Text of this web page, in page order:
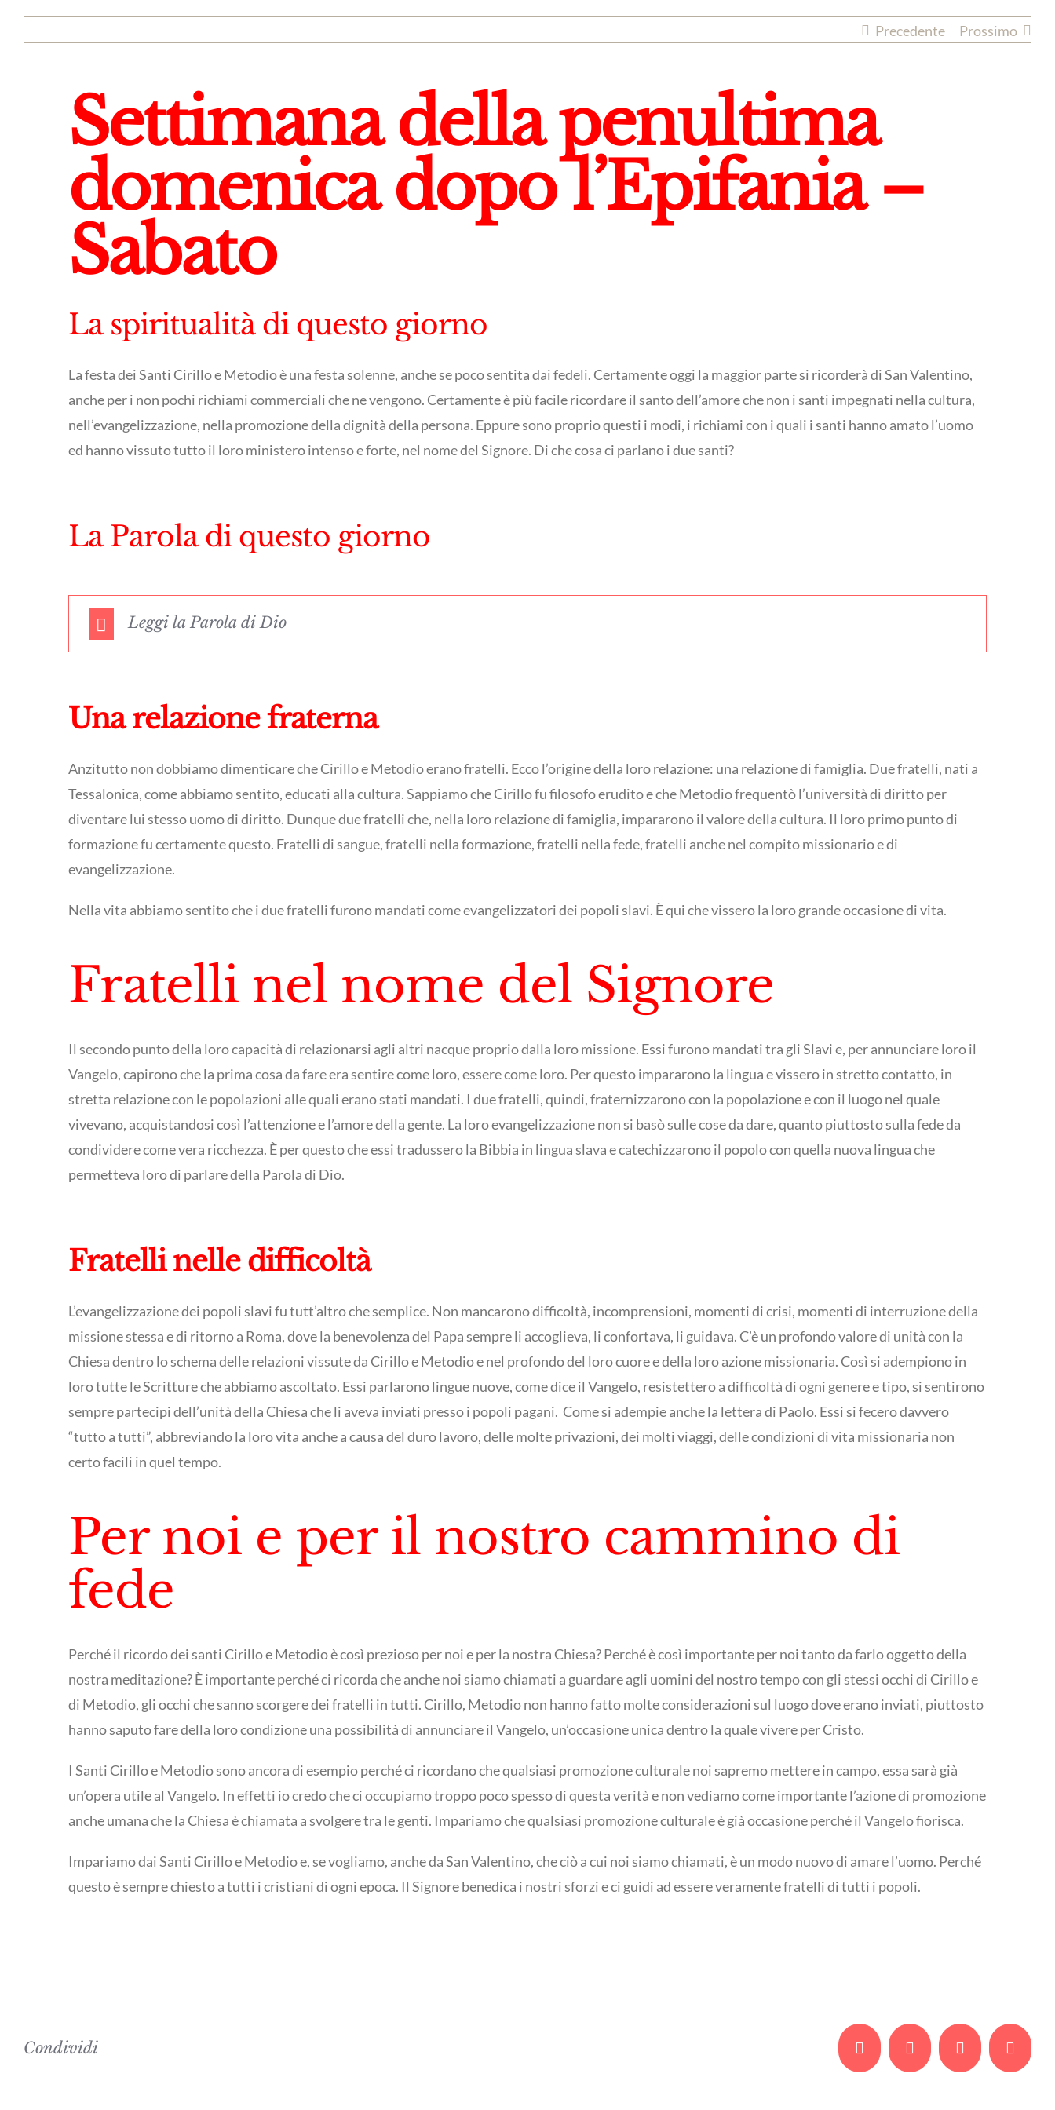
Precedente Prossimo
Settimana della penultima
domenica dopo l’Epifania –
Sabato
La spiritualità di questo giorno
La festa dei Santi Cirillo e Metodio è una festa solenne, anche se poco sentita dai fedeli. Certamente oggi la maggior parte si ricorderà di San Valentino,
anche per i non pochi richiami commerciali che ne vengono. Certamente è più facile ricordare il santo dell’amore che non i santi impegnati nella cultura,
nell’evangelizzazione, nella promozione della dignità della persona. Eppure sono proprio questi i modi, i richiami con i quali i santi hanno amato l’uomo
ed hanno vissuto tutto il loro ministero intenso e forte, nel nome del Signore. Di che cosa ci parlano i due santi?
La Parola di questo giorno
Leggi la Parola di Dio
Una relazione fraterna
Anzitutto non dobbiamo dimenticare che Cirillo e Metodio erano fratelli. Ecco l’origine della loro relazione: una relazione di famiglia. Due fratelli, nati a
Tessalonica, come abbiamo sentito, educati alla cultura. Sappiamo che Cirillo fu filosofo erudito e che Metodio frequentò l’università di diritto per
diventare lui stesso uomo di diritto. Dunque due fratelli che, nella loro relazione di famiglia, impararono il valore della cultura. Il loro primo punto di
formazione fu certamente questo. Fratelli di sangue, fratelli nella formazione, fratelli nella fede, fratelli anche nel compito missionario e di
evangelizzazione.
Nella vita abbiamo sentito che i due fratelli furono mandati come evangelizzatori dei popoli slavi. È qui che vissero la loro grande occasione di vita.
Fratelli nel nome del Signore
Il secondo punto della loro capacità di relazionarsi agli altri nacque proprio dalla loro missione. Essi furono mandati tra gli Slavi e, per annunciare loro il
Vangelo, capirono che la prima cosa da fare era sentire come loro, essere come loro. Per questo impararono la lingua e vissero in stretto contatto, in
stretta relazione con le popolazioni alle quali erano stati mandati. I due fratelli, quindi, fraternizzarono con la popolazione e con il luogo nel quale
vivevano, acquistandosi così l’attenzione e l’amore della gente. La loro evangelizzazione non si basò sulle cose da dare, quanto piuttosto sulla fede da
condividere come vera ricchezza. È per questo che essi tradussero la Bibbia in lingua slava e catechizzarono il popolo con quella nuova lingua che
permetteva loro di parlare della Parola di Dio.
Fratelli nelle difficoltà
L’evangelizzazione dei popoli slavi fu tutt’altro che semplice. Non mancarono difficoltà, incomprensioni, momenti di crisi, momenti di interruzione della
missione stessa e di ritorno a Roma, dove la benevolenza del Papa sempre li accoglieva, li confortava, li guidava. C’è un profondo valore di unità con la
Chiesa dentro lo schema delle relazioni vissute da Cirillo e Metodio e nel profondo del loro cuore e della loro azione missionaria. Così si adempiono in
loro tutte le Scritture che abbiamo ascoltato. Essi parlarono lingue nuove, come dice il Vangelo, resistettero a difficoltà di ogni genere e tipo, si sentirono
sempre partecipi dell’unità della Chiesa che li aveva inviati presso i popoli pagani. Come si adempie anche la lettera di Paolo. Essi si fecero davvero
“tutto a tutti”, abbreviando la loro vita anche a causa del duro lavoro, delle molte privazioni, dei molti viaggi, delle condizioni di vita missionaria non
certo facili in quel tempo.
Per noi e per il nostro cammino di
fede
Perché il ricordo dei santi Cirillo e Metodio è così prezioso per noi e per la nostra Chiesa? Perché è così importante per noi tanto da farlo oggetto della
nostra meditazione? È importante perché ci ricorda che anche noi siamo chiamati a guardare agli uomini del nostro tempo con gli stessi occhi di Cirillo e
di Metodio, gli occhi che sanno scorgere dei fratelli in tutti. Cirillo, Metodio non hanno fatto molte considerazioni sul luogo dove erano inviati, piuttosto
hanno saputo fare della loro condizione una possibilità di annunciare il Vangelo, un’occasione unica dentro la quale vivere per Cristo.
I Santi Cirillo e Metodio sono ancora di esempio perché ci ricordano che qualsiasi promozione culturale noi sapremo mettere in campo, essa sarà già
un’opera utile al Vangelo. In effetti io credo che ci occupiamo troppo poco spesso di questa verità e non vediamo come importante l’azione di promozione
anche umana che la Chiesa è chiamata a svolgere tra le genti. Impariamo che qualsiasi promozione culturale è già occasione perché il Vangelo fiorisca.
Impariamo dai Santi Cirillo e Metodio e, se vogliamo, anche da San Valentino, che ciò a cui noi siamo chiamati, è un modo nuovo di amare l’uomo. Perché
questo è sempre chiesto a tutti i cristiani di ogni epoca. Il Signore benedica i nostri sforzi e ci guidi ad essere veramente fratelli di tutti i popoli.
Condividi Facebook Twitter Whatsapp Email